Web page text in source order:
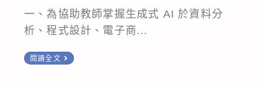
工
作
坊
程-
「資
鑑
鍵
角
色」
作
坊」
一、為協助教師掌握生成式 AI 於資料分
析、程式設計、電子商...
閱讀全文